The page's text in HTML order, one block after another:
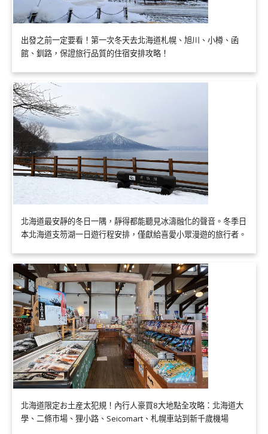
出發之前一定要看！第一次冬天去北海道札幌、旭川、小樽、函
館、釧路，保證旅行品質的住宿安排攻略！
北海道最安靜的冬日一隅，靜得都能聽見冰濤融化的聲音。冬季日
本北海道支笏湖一日遊行程安排，僅獻給喜愛小眾漫遊的旅行者。
北海道限定お土産太犯規！內行人豪買8大地點全攻略：北海道大
學、二條市場、狸小路、Seicomart、札幌車站到新千歲機場